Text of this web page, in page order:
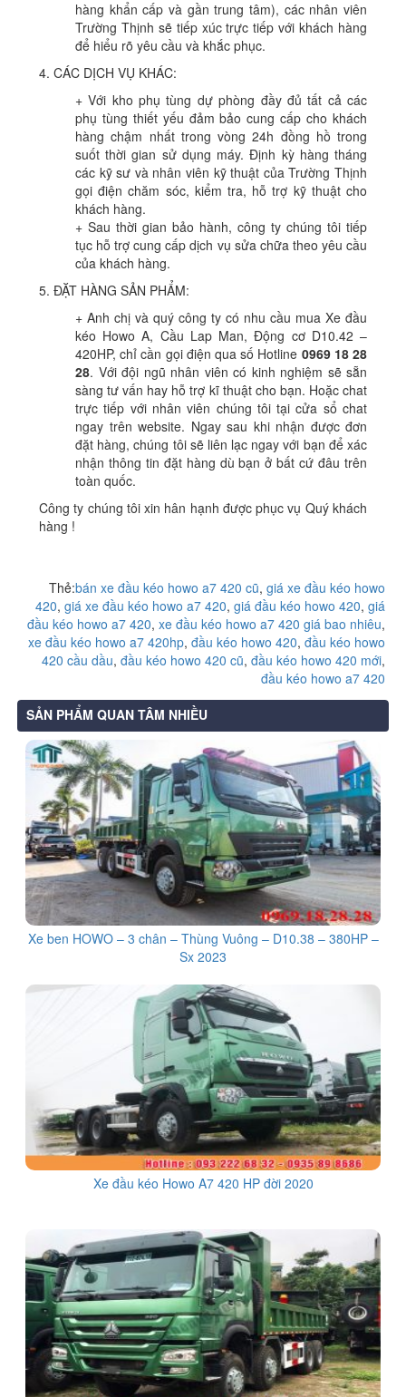
hàng khẩn cấp và gần trung tâm), các nhân viên
Trường Thịnh sẽ tiếp xúc trực tiếp với khách hàng
để hiểu rõ yêu cầu và khắc phục.
4. CÁC DỊCH VỤ KHÁC:
+ Với kho phụ tùng dự phòng đầy đủ tất cả các
phụ tùng thiết yếu đảm bảo cung cấp cho khách
hàng chậm nhất trong vòng 24h đồng hồ trong
suốt thời gian sử dụng máy. Định kỳ hàng tháng
các kỹ sư và nhân viên kỹ thuật của Trường Thịnh
gọi điện chăm sóc, kiểm tra, hỗ trợ kỹ thuật cho
khách hàng.
+ Sau thời gian bảo hành, công ty chúng tôi tiếp
tục hỗ trợ cung cấp dịch vụ sửa chữa theo yêu cầu
của khách hàng.
5. ĐẶT HÀNG SẢN PHẨM:
+ Anh chị và quý công ty có nhu cầu mua Xe đầu
kéo Howo A, Cầu Lap Man, Động cơ D10.42 –
420HP, chỉ cần gọi điện qua số Hotline 0969 18 28
28. Với đội ngũ nhân viên có kinh nghiệm sẽ sẵn
sàng tư vấn hay hỗ trợ kĩ thuật cho bạn. Hoặc chat
trực tiếp với nhân viên chúng tôi tại cửa sổ chat
ngay trên website. Ngay sau khi nhận được đơn
đặt hàng, chúng tôi sẽ liên lạc ngay với bạn để xác
nhận thông tin đặt hàng dù bạn ở bất cứ đâu trên
toàn quốc.
Công ty chúng tôi xin hân hạnh được phục vụ Quý khách
hàng !
Thẻ:bán xe đầu kéo howo a7 420 cũ, giá xe đầu kéo howo
420, giá xe đầu kéo howo a7 420, giá đầu kéo howo 420, giá
đầu kéo howo a7 420, xe đầu kéo howo a7 420 giá bao nhiêu,
xe đầu kéo howo a7 420hp, đầu kéo howo 420, đầu kéo howo
420 cầu dầu, đầu kéo howo 420 cũ, đầu kéo howo 420 mới,
đầu kéo howo a7 420
SẢN PHẨM QUAN TÂM NHIỀU
Xe ben HOWO – 3 chân – Thùng Vuông – D10.38 – 380HP –
Sx 2023
Xe đầu kéo Howo A7 420 HP đời 2020